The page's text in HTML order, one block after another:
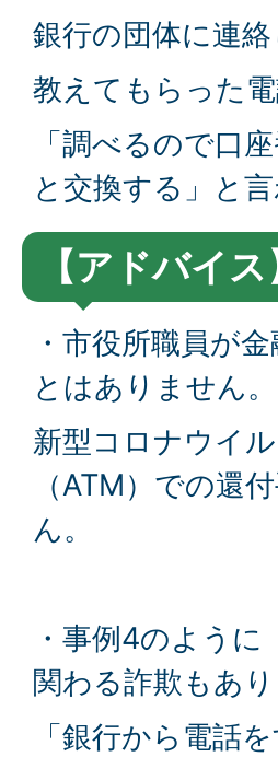
銀行の団体に連
教えてもらった
「調べるので口
と交換する」と言
【アドバイス
・市役所職員が
とはありません。
新型コロナウイ
（ATM）での還
ん。
・事例4のよう
関わる詐欺もあり
「銀行から電話